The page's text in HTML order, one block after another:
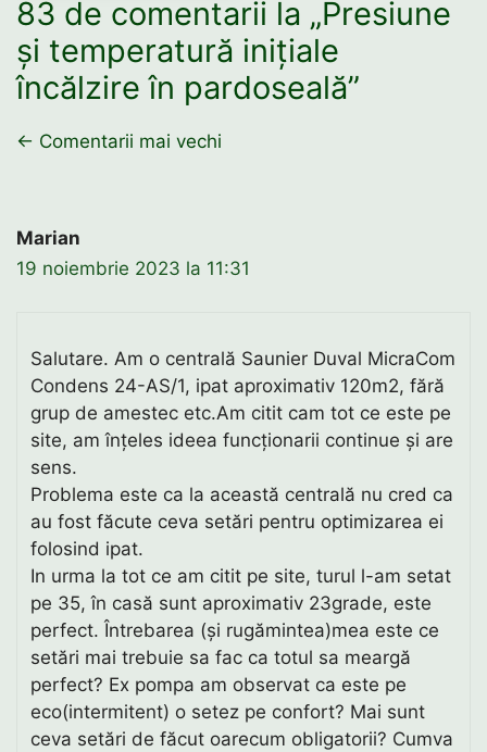
83 de comentarii la „Presiune
și temperatură inițiale
încălzire în pardoseală”
Navigare
comentarii
← Comentarii mai vechi
Marian
19 noiembrie 2023 la 11:31
Salutare. Am o centrală Saunier Duval MicraCom
Condens 24-AS/1, ipat aproximativ 120m2, fără
grup de amestec etc.Am citit cam tot ce este pe
site, am înțeles ideea funcționarii continue și are
sens.
Problema este ca la această centrală nu cred ca
au fost făcute ceva setări pentru optimizarea ei
folosind ipat.
In urma la tot ce am citit pe site, turul l-am setat
pe 35, în casă sunt aproximativ 23grade, este
perfect. Întrebarea (și rugămintea)mea este ce
setări mai trebuie sa fac ca totul sa meargă
perfect? Ex pompa am observat ca este pe
eco(intermitent) o setez pe confort? Mai sunt
ceva setări de făcut oarecum obligatorii? Cumva